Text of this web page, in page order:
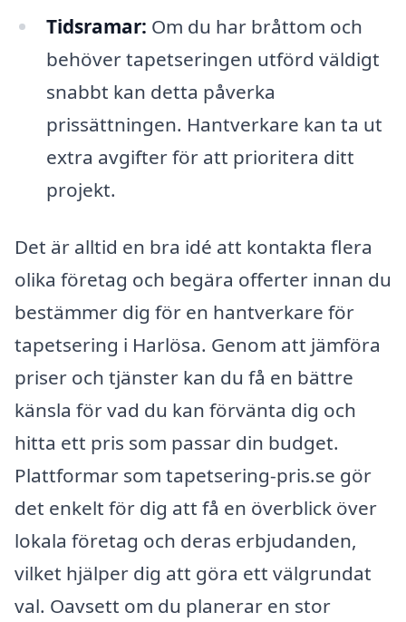
Tidsramar: Om du har bråttom och
behöver tapetseringen utförd väldigt
snabbt kan detta påverka
prissättningen. Hantverkare kan ta ut
extra avgifter för att prioritera ditt
projekt.
Det är alltid en bra idé att kontakta flera
olika företag och begära offerter innan du
bestämmer dig för en hantverkare för
tapetsering i Harlösa. Genom att jämföra
priser och tjänster kan du få en bättre
känsla för vad du kan förvänta dig och
hitta ett pris som passar din budget.
Plattformar som tapetsering-pris.se gör
det enkelt för dig att få en överblick över
lokala företag och deras erbjudanden,
vilket hjälper dig att göra ett välgrundat
val. Oavsett om du planerar en stor